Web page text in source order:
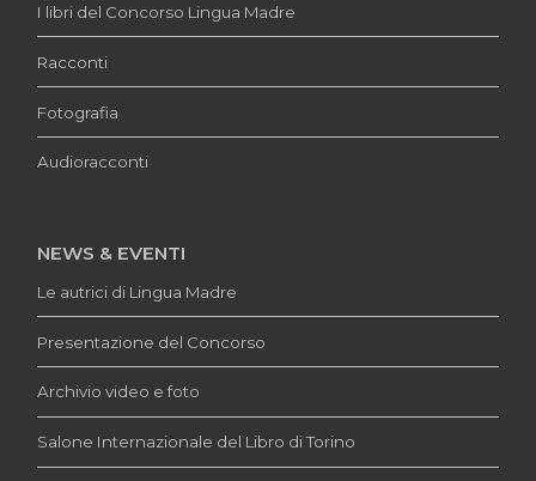
I libri del Concorso Lingua Madre
Racconti
Fotografia
Audioracconti
NEWS & EVENTI
Le autrici di Lingua Madre
Presentazione del Concorso
Archivio video e foto
Salone Internazionale del Libro di Torino